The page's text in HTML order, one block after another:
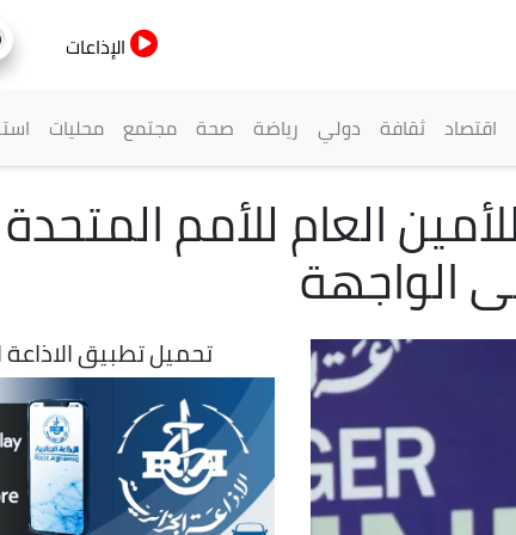
الإذاعات
اقتصاد ثقافة دولي رياضة صحة مجتمع محليات
العام للأمم
الواجهة
تحميل تطبيق الاذاعة